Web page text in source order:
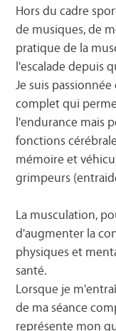
Hors du cadre
de musiques, de
pratique de la
l'escalade depuis
Je suis
complet qui
l'endurance mais
fonctions
mémoire et
grimpeurs
La musculation,
d'augmenter la
physiques et
santé.
Lorsque je
de ma séance
représente mon